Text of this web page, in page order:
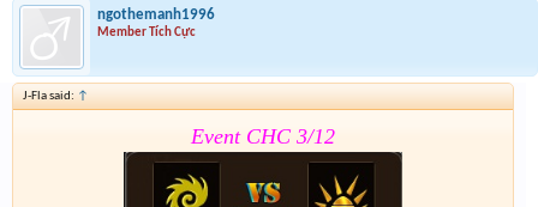
ngothemanh1996
Member Tích Cực
J-Fla said: ↑
Event CHC 3/12